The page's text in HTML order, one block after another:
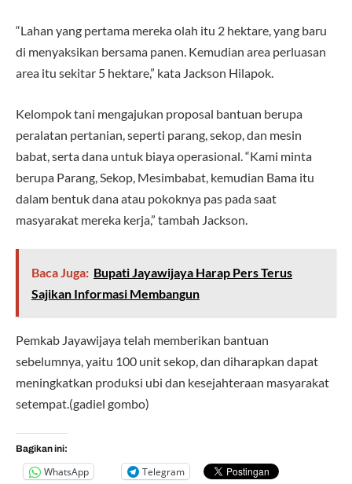
“Lahan yang pertama mereka olah itu 2 hektare, yang baru
di menyaksikan bersama panen. Kemudian area perluasan
area itu sekitar 5 hektare,” kata Jackson Hilapok.
Kelompok tani mengajukan proposal bantuan berupa
peralatan pertanian, seperti parang, sekop, dan mesin
babat, serta dana untuk biaya operasional. “Kami minta
berupa Parang, Sekop, Mesimbabat, kemudian Bama itu
dalam bentuk dana atau pokoknya pas pada saat
masyarakat mereka kerja,” tambah Jackson.
Baca Juga: Bupati Jayawijaya Harap Pers Terus
Sajikan Informasi Membangun
Pemkab Jayawijaya telah memberikan bantuan
sebelumnya, yaitu 100 unit sekop, dan diharapkan dapat
meningkatkan produksi ubi dan kesejahteraan masyarakat
setempat.(gadiel gombo)
Bagikan ini:
WhatsApp
Telegram